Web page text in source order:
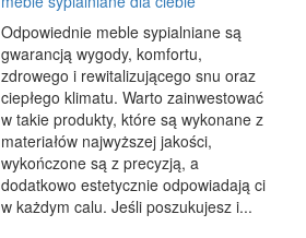
Odpowiednie meble sypialniane są
gwarancją wygody, komfortu,
zdrowego i rewitalizującego snu oraz
ciepłego klimatu. Warto zainwestować
w takie produkty, które są wykonane z
materiałów najwyższej jakości,
wykończone są z precyzją, a
dodatkowo estetycznie odpowiadają ci
w każdym calu. Jeśli poszukujesz i...